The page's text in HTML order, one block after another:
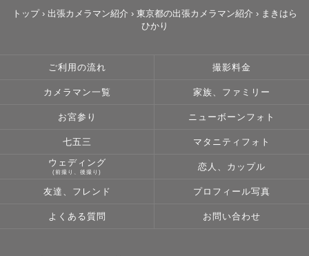
トップ› 出張カメラマン紹介 › 東京都の出張カメラマン紹介 › まきはら
ひかり
ご利用の流れ 撮影料金
カメラマン一覧 家族、ファミリー
お宮参り ニューボーンフォト
七五三 マタニティフォト
ウェディング
(前撮り、後撮り)
恋人、カップル
友達、フレンド プロフィール写真
よくある質問 お問い合わせ